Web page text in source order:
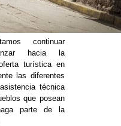
continuar
hacia la
turística en
las diferentes
técnica
que posean
parte de la